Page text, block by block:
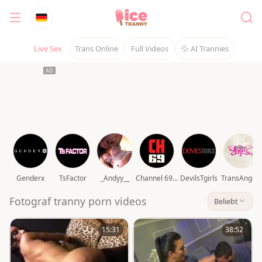
Live Sex Trans Online Full Videos 💦 AI Trannies
Genderx TsFactor _Andyy__ Channel 69 video DevilsTgirls TransAngels
Fotograf tranny porn videos Beliebt
15:31 38:52